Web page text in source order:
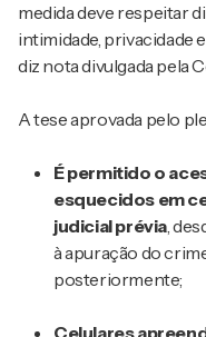
medida deve respeitar
intimidade, privacidade
diz nota divulgada pela
A tese aprovada pelo
É permitido o
esquecidos em
judicial prévia,
à apuração do
posteriormente;